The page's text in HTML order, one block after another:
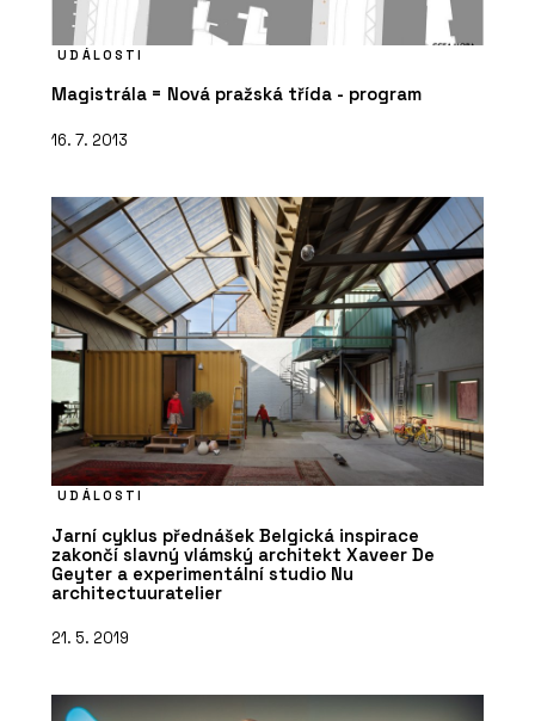
UDÁLOSTI
Magistrála = Nová pražská třída - program
16. 7. 2013
UDÁLOSTI
Jarní cyklus přednášek Belgická inspirace
zakončí slavný vlámský architekt Xaveer De
Geyter a experimentální studio Nu
architectuuratelier
21. 5. 2019